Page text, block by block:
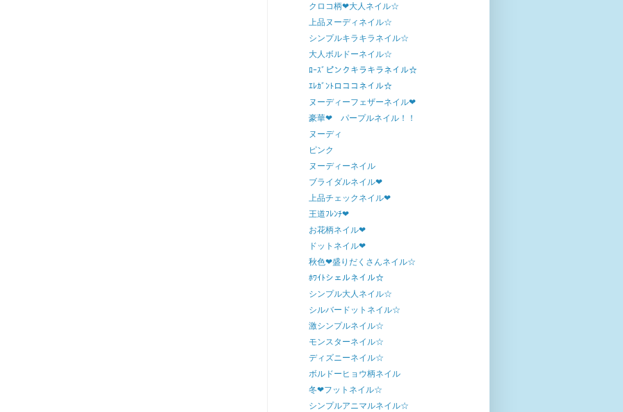
クロコ柄❤大人ネイル☆
上品ヌーディネイル☆
シンプルキラキラネイル☆
大人ボルドーネイル☆
ﾛｰｽﾞピンクキラキラネイル☆
ｴﾚｶﾞﾝﾄロココネイル☆
ヌーディーフェザーネイル❤
豪華❤ パープルネイル！！
ヌーディ
ピンク
ヌーディーネイル
ブライダルネイル❤
上品チェックネイル❤
王道ﾌﾚﾝﾁ❤
お花柄ネイル❤
ドットネイル❤
秋色❤盛りだくさんネイル☆
ﾎﾜｲﾄシェルネイル☆
シンプル大人ネイル☆
シルバードットネイル☆
激シンプルネイル☆
モンスターネイル☆
ディズニーネイル☆
ボルドーヒョウ柄ネイル
冬❤フットネイル☆
シンプルアニマルネイル☆